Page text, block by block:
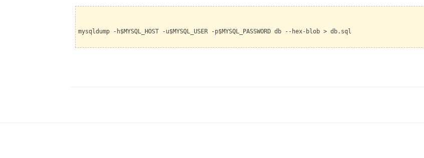
mysqldump -h$MYSQL_HOST -u$MYSQL_USER -p$MYSQL_PASSWORD db --hex-blob > db.sql